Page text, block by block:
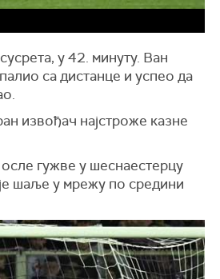
у 42. минуту. Ван
са дистанце и успео да
извођач најстроже казне
гужве у шеснаестерцу
шаље у мрежу по средини